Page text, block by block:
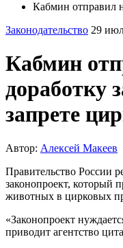
Кабмин отправил
Законодательство 29
Кабмин
доработку
запрете
Автор: Алексей Макеев
Правительство России
законопроект, который
животных в цирковых
«Законопроект
приводит агентство